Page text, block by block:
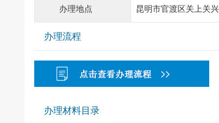
办理地点 昆明市官渡区关上关
办理流程
办理材料目录